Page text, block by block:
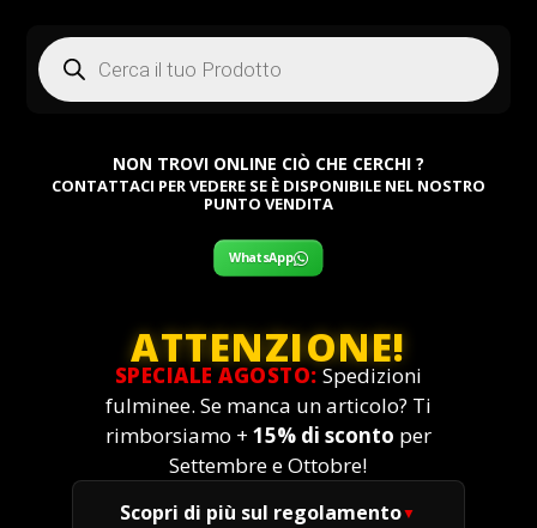
Products
search
NON TROVI ONLINE CIÒ CHE CERCHI ?
CONTATTACI PER VEDERE SE È DISPONIBILE NEL NOSTRO
PUNTO VENDITA
WhatsApp
ATTENZIONE!
SPECIALE AGOSTO: Spedizioni
fulminee. Se manca un articolo? Ti
rimborsiamo + 15% di sconto per
Settembre e Ottobre!
Scopri di più sul regolamento